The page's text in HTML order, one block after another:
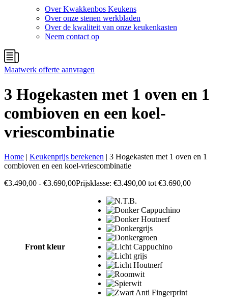
Over Kwakkenbos Keukens
Over onze stenen werkbladen
Over de kwaliteit van onze keukenkasten
Neem contact op
Maatwerk offerte aanvragen
3 Hogekasten met 1 oven en 1
combioven en een koel-
vriescombinatie
Home | Keukenprijs berekenen | 3 Hogekasten met 1 oven en 1
combioven en een koel-vriescombinatie
€3.490,00 - €3.690,00Prijsklasse: €3.490,00 tot €3.690,00
Front kleur